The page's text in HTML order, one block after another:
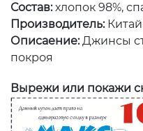
Состав:хлопок 98%,
Производитель:Китай
Описаение:Джинсы
покроя
Вырежи или покажи